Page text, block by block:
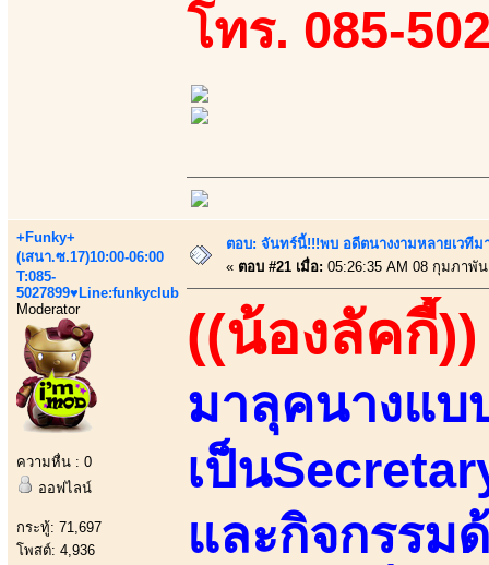
โทร. 085-
+Funky+
(เสนา.ซ.17)10:00-06:00
T:085-
5027899♥Line:funkyclub
Moderator
ความหื่น : 0
ออฟไลน์
กระทู้: 71,697
โพสต์: 4,936
ตอบ: จันทร์นี้!!!พบ อดีตนางงามหลายเวที
« ตอบ #21 เมื่อ: 05:26:35 AM 08 กุมภาพั
((น้องลัคกี้))
มาลุคนางแบ
เป็น
และกิจกรรม